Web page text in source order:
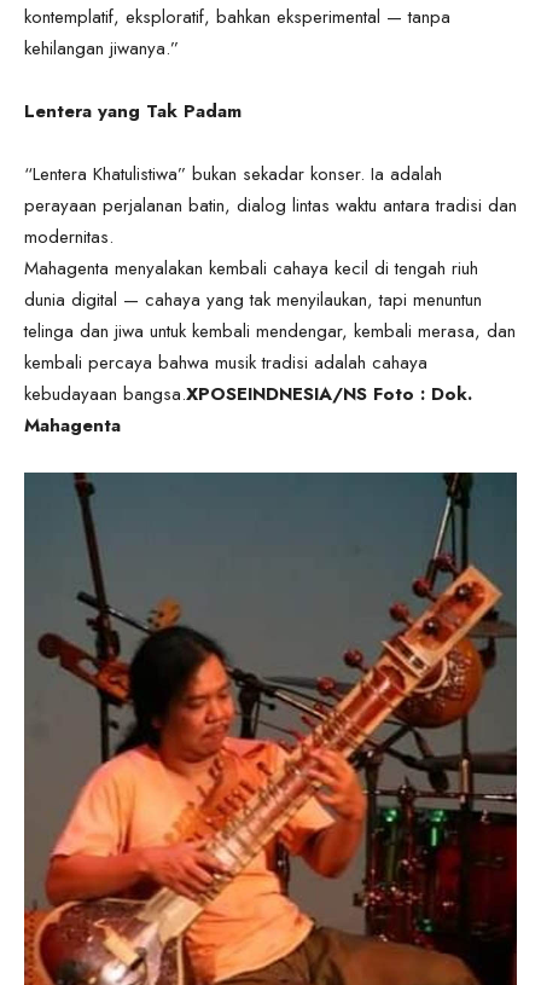
kontemplatif, eksploratif, bahkan eksperimental — tanpa
kehilangan jiwanya.”
Lentera yang Tak Padam
“Lentera Khatulistiwa” bukan sekadar konser. Ia adalah
perayaan perjalanan batin, dialog lintas waktu antara tradisi dan
modernitas.
Mahagenta menyalakan kembali cahaya kecil di tengah riuh
dunia digital — cahaya yang tak menyilaukan, tapi menuntun
telinga dan jiwa untuk kembali mendengar, kembali merasa, dan
kembali percaya bahwa musik tradisi adalah cahaya
kebudayaan bangsa.XPOSEINDNESIA/NS Foto : Dok.
Mahagenta